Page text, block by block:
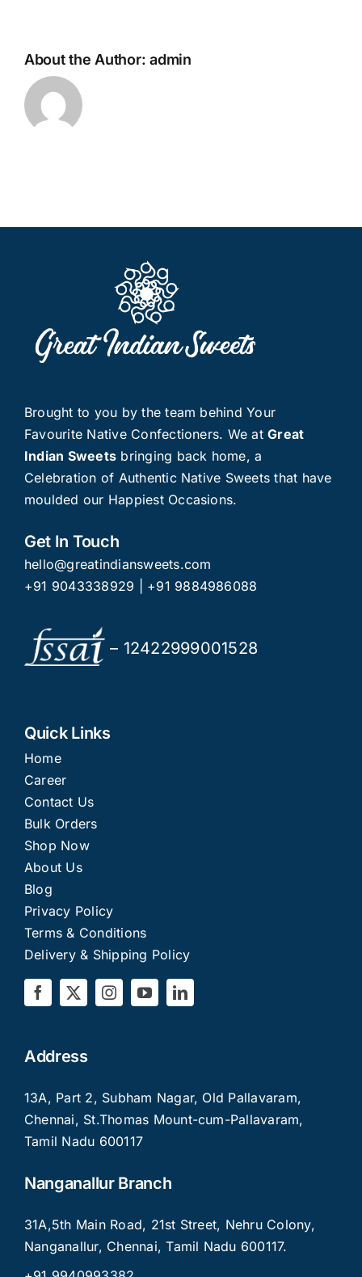
About the Author:admin
Brought to you by the team behind Your
Favourite Native Confectioners. We atGreat
Indian Sweets bringing back home, a
Celebration of Authentic Native Sweets that have
moulded our Happiest Occasions.
Get In Touch
hello@greatindiansweets.com
+91 9043338929
+91 9884986088
– 12422999001528
Quick Links
Home
Career
Contact Us
Bulk Orders
Shop Now
About Us
Blog
Privacy Policy
Terms & Conditions
Delivery & Shipping Policy
Address
13A, Part 2, Subham Nagar, Old Pallavaram,
Chennai, St.Thomas Mount-cum-Pallavaram,
Tamil Nadu 600117
Nanganallur Branch
31A,5th Main Road, 21st Street, Nehru Colony,
Nanganallur, Chennai, Tamil Nadu 600117.